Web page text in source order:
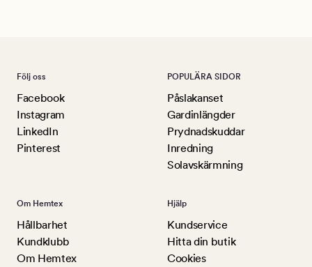
Följ oss
Facebook
Instagram
LinkedIn
Pinterest
POPULÄRA SIDOR
Påslakanset
Gardinlängder
Prydnadskuddar
Inredning
Solavskärmning
Om Hemtex
Hållbarhet
Kundklubb
Om Hemtex
Hjälp
Kundservice
Hitta din butik
Cookies